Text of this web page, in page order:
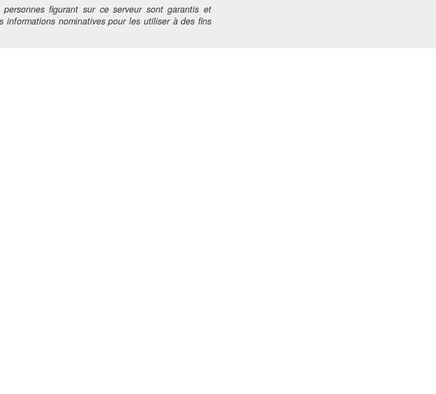
figurant sur ce serveur sont garantis et
nominatives pour les utiliser à des fins